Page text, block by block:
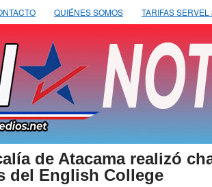
QUIÉNES SOMOS TARIFAS SERVEL
de Atacama realizó
del English College